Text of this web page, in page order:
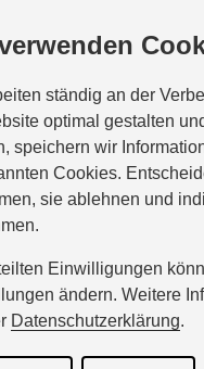
ständig an der
optimal gestalten
speichern wir
Cookies.
sie ablehnen und
Einwilligungen
ändern. Weitere
Datenschutzerklärung.